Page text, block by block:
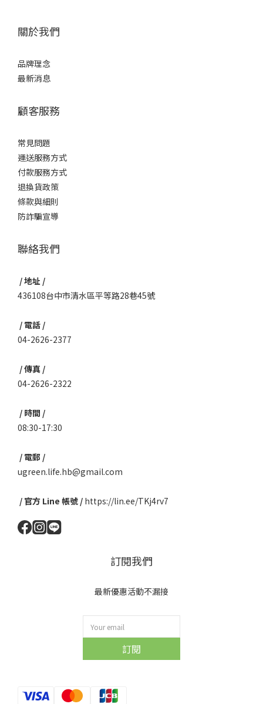
關於我們
品牌理念
最新消息
顧客服務
常見問題
運送服務方式
付款服務方式
退換貨政策
條款與細則
防詐騙宣導
聯絡我們
/ 地址 /
436108台中市清水區平等路28巷45號
/ 電話 /
04-2626-2377
/ 傳真 /
04-2626-2322
/ 時間 /
08:30-17:30
/ 電郵 /
ugreen.life.hb@gmail.com
/ 官方 Line 帳號 / https://lin.ee/TKj4rv7
訂閱我們
最新優惠活動不漏接
訂閱